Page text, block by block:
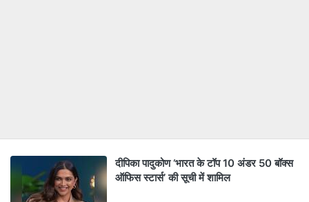
दीपिका पादुकोण ‘भारत के टॉप 10 अंडर 50 बॉक्स
ऑफिस स्टार्स’ की सूची में शामिल